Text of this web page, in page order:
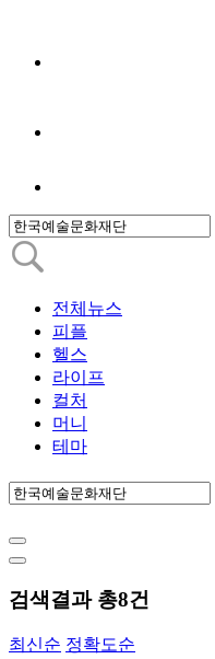
전체뉴스
피플
헬스
라이프
컬처
머니
테마
검색결과 총8건
최신순 정확도순